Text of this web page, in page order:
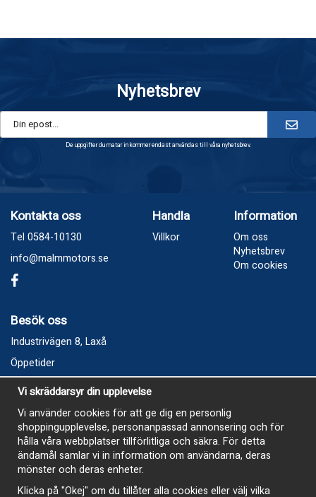
Nyhetsbrev
De uppgifter du matar in kommer endast användas till våra nyhetsbrev.
Kontakta oss
Tel 0584-10130
info@malmmotors.se
Handla
Villkor
Information
Om oss
Nyhetsbrev
Om cookies
Besök oss
Industrivägen 8, Laxå
Öppetider
Vecka 32
Måndag kl 9-12, kl 13 - 15
Onsdag kl 9-12, kl 13 - 15
Tisdag, Tordag och Fredag stängt
E-Handelsbutiken är öppen och paket skickas hela
sommaren
Vi skräddarsyr din upplevelse
Vi använder cookies för att ge dig en personlig
shoppingupplevelse, personanpassad annonsering och för
hålla våra webbplatser tillförlitliga och säkra. För detta
ändamål samlar vi in information om användarna, deras
mönster och deras enheter.
Klicka på "Okej" om du tillåter alla cookies eller välj vilka